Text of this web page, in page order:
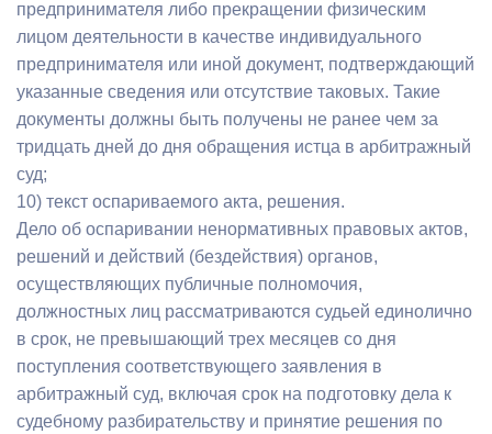
предпринимателя либо прекращении физическим
лицом деятельности в качестве индивидуального
предпринимателя или иной документ, подтверждающий
указанные сведения или отсутствие таковых. Такие
документы должны быть получены не ранее чем за
тридцать дней до дня обращения истца в арбитражный
суд;
10) текст оспариваемого акта, решения.
Дело об оспаривании ненормативных правовых актов,
решений и действий (бездействия) органов,
осуществляющих публичные полномочия,
должностных лиц рассматриваются судьей единолично
в срок, не превышающий трех месяцев со дня
поступления соответствующего заявления в
арбитражный суд, включая срок на подготовку дела к
судебному разбирательству и принятие решения по